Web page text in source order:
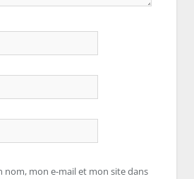
nom, mon e-mail et mon site dans